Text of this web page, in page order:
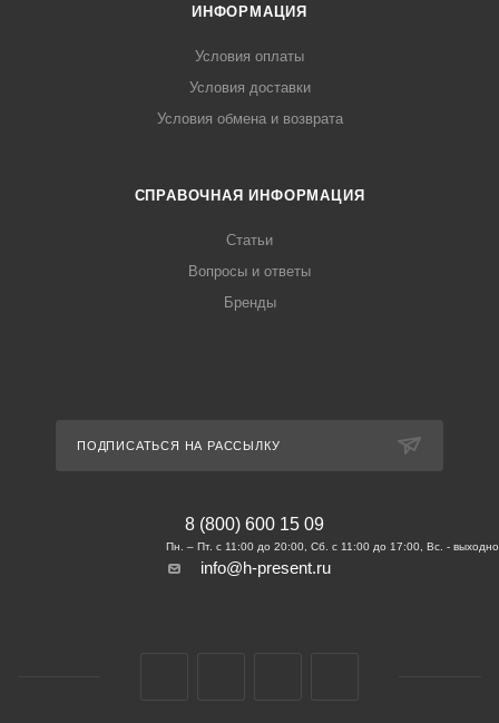
ИНФОРМАЦИЯ
Условия оплаты
Условия доставки
Условия обмена и возврата
СПРАВОЧНАЯ ИНФОРМАЦИЯ
Статьи
Вопросы и ответы
Бренды
ПОДПИСАТЬСЯ НА РАССЫЛКУ
8 (800) 600 15 09
info@h-present.ru